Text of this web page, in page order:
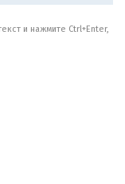
и нажмите Ctrl+Enter,